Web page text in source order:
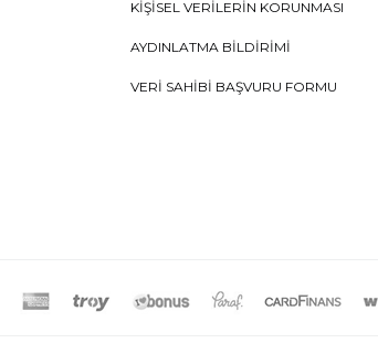
KIŞISEL VERILERIN KORUNMASI
AYDINLATMA BILDIRIMI
VERI SAHIBI BAŞVURU FORMU